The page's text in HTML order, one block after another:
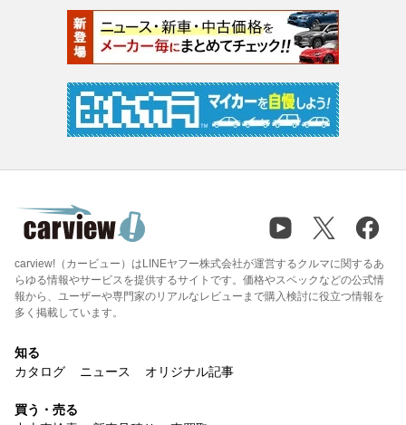
carview!（カービュー）はLINEヤフー株式会社が運営するクルマに関するあ
らゆる情報やサービスを提供するサイトです。価格やスペックなどの公式情
報から、ユーザーや専門家のリアルなレビューまで購入検討に役立つ情報を
多く掲載しています。
知る
カタログ
ニュース オリジナル記事
買う・売る